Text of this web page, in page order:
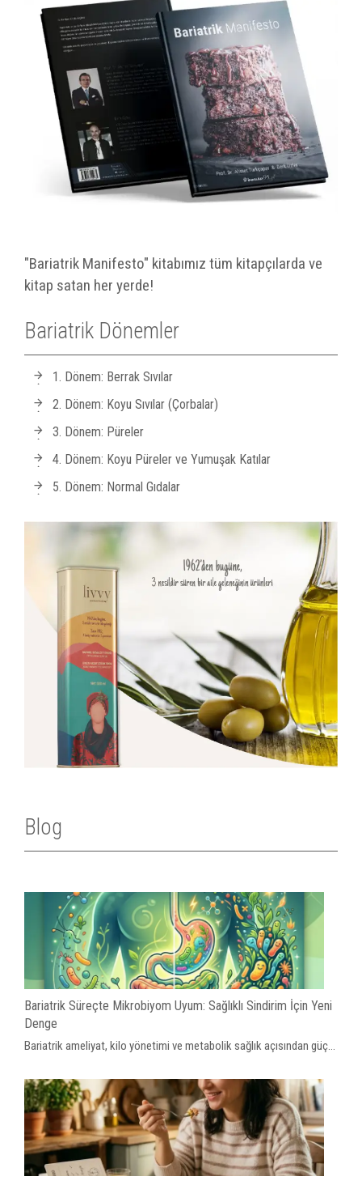
"Bariatrik Manifesto" kitabımız tüm kitapçılarda ve
kitap satan her yerde!
Bariatrik Dönemler
1. Dönem: Berrak Sıvılar
2. Dönem: Koyu Sıvılar (Çorbalar)
3. Dönem: Püreler
4. Dönem: Koyu Püreler ve Yumuşak Katılar
5. Dönem: Normal Gıdalar
Blog
Bariatrik Süreçte Mikrobiyom Uyum: Sağlıklı Sindirim İçin Yeni
Denge
Bariatrik ameliyat, kilo yönetimi ve metabolik sağlık açısından güç...